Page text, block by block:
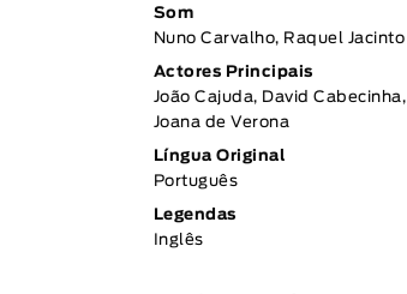
Som
Nuno Carvalho, Raquel Jacinto
Actores Principais
João Cajuda, David Cabecinha,
Joana de Verona
Língua Original
Português
Legendas
Inglês